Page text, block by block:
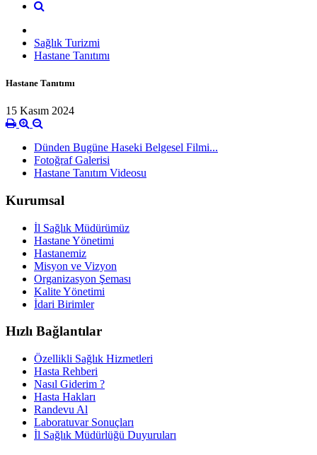
Sağlık Turizmi
Hastane Tanıtımı
Hastane Tanıtımı
15 Kasım 2024
Dünden Bugüne Haseki Belgesel Filmi...
Fotoğraf Galerisi
Hastane Tanıtım Videosu
Kurumsal
İl Sağlık Müdürümüz
Hastane Yönetimi
Hastanemiz
Misyon ve Vizyon
Organizasyon Şeması
Kalite Yönetimi
İdari Birimler
Hızlı Bağlantılar
Özellikli Sağlık Hizmetleri
Hasta Rehberi
Nasıl Giderim ?
Hasta Hakları
Randevu Al
Laboratuvar Sonuçları
İl Sağlık Müdürlüğü Duyuruları